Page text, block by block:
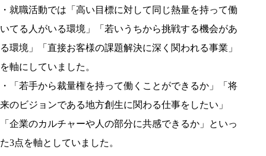
・就職活動では「高い目標に対して同じ熱量を持って働
いてる人がいる環境」「若いうちから挑戦する機会があ
る環境」「直接お客様の課題解決に深く関われる事業」
を軸にしていました。
・「若手から裁量権を持って働くことができるか」「将
来のビジョンである地方創生に関わる仕事をしたい」
「企業のカルチャーや人の部分に共感できるか」といっ
た3点を軸としていました。